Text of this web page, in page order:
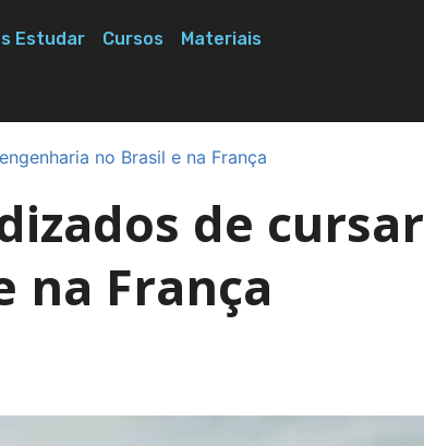
Estudar Cursos Materiais
no Brasil e na França
de cursar
na França